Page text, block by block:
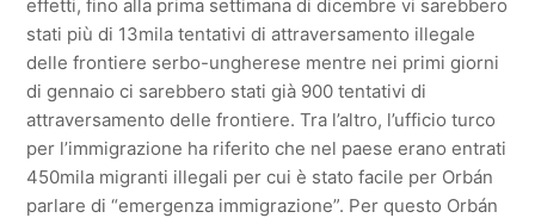
effetti, fino alla prima settimana di dicembre vi sarebbero
stati più di 13mila tentativi di attraversamento illegale
delle frontiere serbo-ungherese mentre nei primi giorni
di gennaio ci sarebbero stati già 900 tentativi di
attraversamento delle frontiere. Tra l’altro, l’ufficio turco
per l’immigrazione ha riferito che nel paese erano entrati
450mila migranti illegali per cui è stato facile per Orbán
parlare di “emergenza immigrazione”. Per questo Orbán